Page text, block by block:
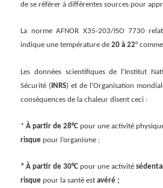
de se référer à différentes sources pour
La norme AFNOR X35-203/ISO 7730
indique une température de20 à 22°
Les données scientifiques de l’Institut
Sécurité ( INRS) et de l’Organisation
conséquences de la chaleur disent ceci :
*À partir de 28°C pour une activité physiqu
risque pour l’organisme ;
*À partir de 30°C pour une activité
risque pour la santé estavéré ;